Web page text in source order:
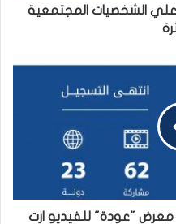
الشخصيات المجتمعية
معرض "عودة" للفيديو ارت